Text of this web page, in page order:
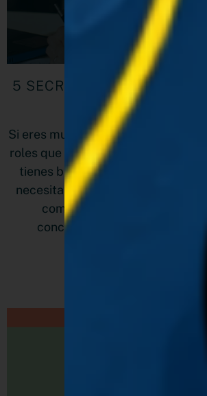
5 SECRETOS PARA
PROYECTOS A LA
Si eres multipotencial, una
roles que cumplir, una freelancer o
tienes bajo tu responsabilidad
necesitas aprender a organizarte.
comparto 5 consejos que te
concretarlos todos y sin